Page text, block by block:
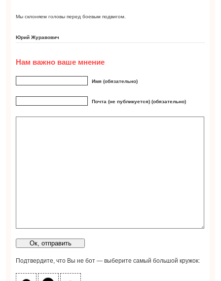
Мы склоняем головы перед боевым подвигом.
Юрий Журавович
Нам важно ваше мнение
Имя (обязательно)
Почта (не публикуется) (обязательно)
Подтвердите, что Вы не бот — выберите самый большой кружок: